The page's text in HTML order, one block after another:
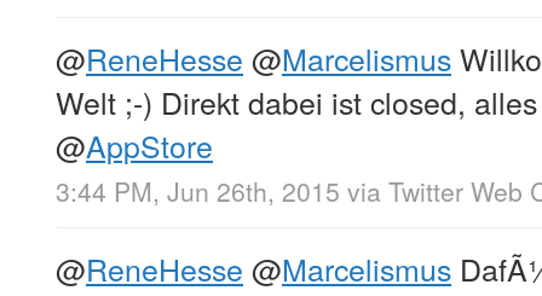
@ReneHesse @Marcelismus
Welt ;-) Direkt dabei ist closed,
@AppStore
3:44 PM, Jun 26th, 2015 via Twitter Web
@ReneHesse @Marcelismus